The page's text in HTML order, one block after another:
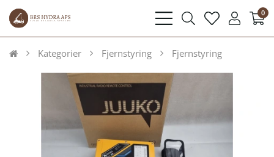
bars
searchheart user 0
Kategorier Fjernstyring Fjernstyring